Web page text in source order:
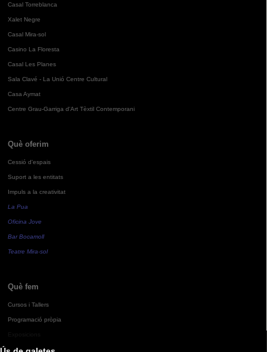
Casal Torreblanca
Xalet Negre
Casal Mira-sol
Casino La Floresta
Casal Les Planes
Sala Clavé - La Unió Centre Cultural
Casa Aymat
Centre Grau-Garriga d'Art Tèxtil Contemporani
Què oferim
Cessió d'espais
Suport a les entitats
Impuls a la creativitat
La Pua
Oficina Jove
Bar Bocamoll
Teatre Mira-sol
Què fem
Cursos i Tallers
Programació pròpia